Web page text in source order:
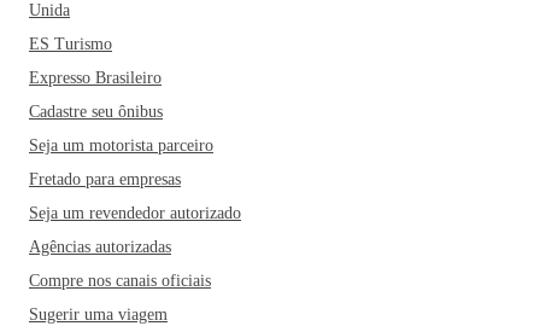
Unida
ES Turismo
Expresso Brasileiro
Cadastre seu ônibus
Seja um motorista parceiro
Fretado para empresas
Seja um revendedor autorizado
Agências autorizadas
Compre nos canais oficiais
Sugerir uma viagem